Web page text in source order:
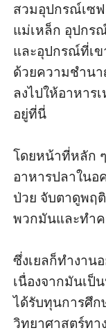
สวมอุปกรณ์เซ
แม่เหล็ก อุปกร
และอุปกรณ์ที่เข
ด้วยความชำน
ลงไปให้อาหาร
อยู่ที่นี่
โดยหน้าที่หลัก
อาหารปลาในอ
ป่วย จับตาดูพฤ
พวกมันและทำ
ซึ่งเยลก็ทำงาน
เนื่องจากมันเป็
ได้รับทุนการศึ
วิทยาศาสตร์ทา